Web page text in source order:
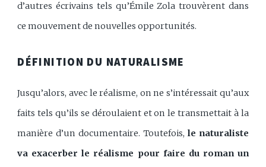
d’autres écrivains tels qu’Émile Zola trouvèrent dans
ce mouvement de nouvelles opportunités.
DÉFINITION DU NATURALISME
Jusqu’alors, avec le réalisme, on ne s’intéressait qu’aux
faits tels qu’ils se déroulaient et on le transmettait à la
manière d’un documentaire. Toutefois, le naturaliste
va exacerber le réalisme pour faire du roman un